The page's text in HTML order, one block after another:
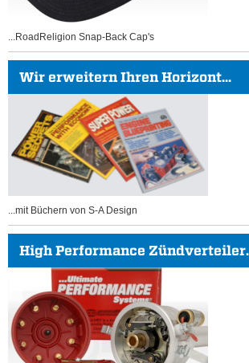
...RoadReligion Snap-Back Cap's
Wir erweitern Ihren Horizont...
...mit Büchern von S-A Design
High Performance